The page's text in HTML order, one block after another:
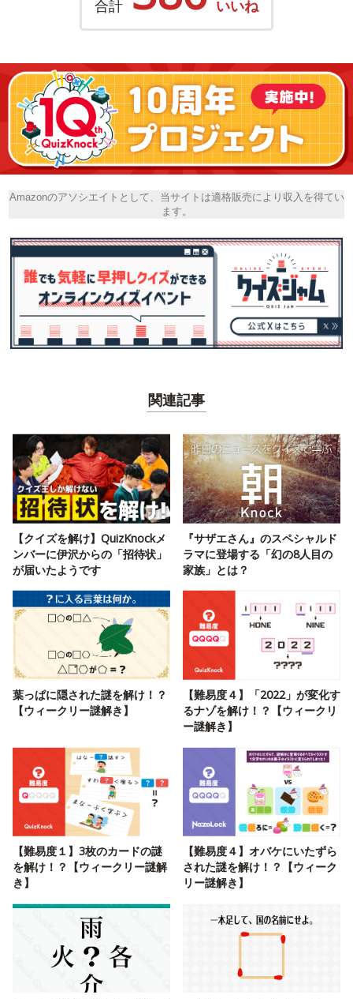
合計 いいね
Amazonのアソシエイトとして、当サイトは適格販売により収入を得てい
ます。
関連記事
【クイズを解け】QuizKnockメ
ンバーに伊沢からの「招待状」
が届いたようです
『サザエさん』のスペシャルド
ラマに登場する「幻の8人目の
家族」とは？
葉っぱに隠された謎を解け！？
【ウィークリー謎解き】
【難易度４】「2022」が変化す
るナゾを解け！？【ウィークリ
ー謎解き】
【難易度１】3枚のカードの謎
を解け！？【ウィークリー謎解
き】
【難易度４】オバケにいたずら
された謎を解け！？【ウィーク
リー謎解き】